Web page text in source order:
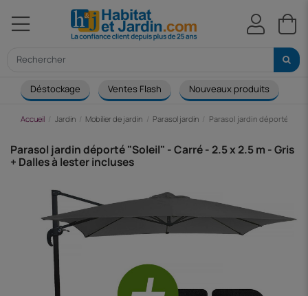
Déstockage Ventes Flash Nouveaux produits
Accueil Jardin Mobilier de jardin Parasol jardin Parasol jardin déporté
Parasol jardin déporté "Soleil" - Carré - 2.5 x 2.5 m - Gris
+ Dalles à lester incluses